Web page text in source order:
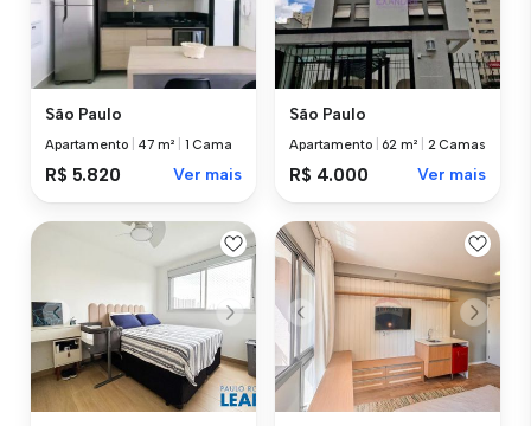
São Paulo
Apartamento 47 m² 1 Cama
R$ 5.820 Ver mais
São Paulo
Apartamento 62 m² 2 Camas
R$ 4.000 Ver mais